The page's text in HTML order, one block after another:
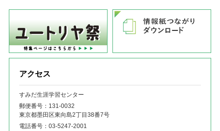
アクセス
すみだ生涯学習センター
郵便番号：131‐0032
東京都墨田区東向島2丁目38番7号
電話番号： 03-5247-2001